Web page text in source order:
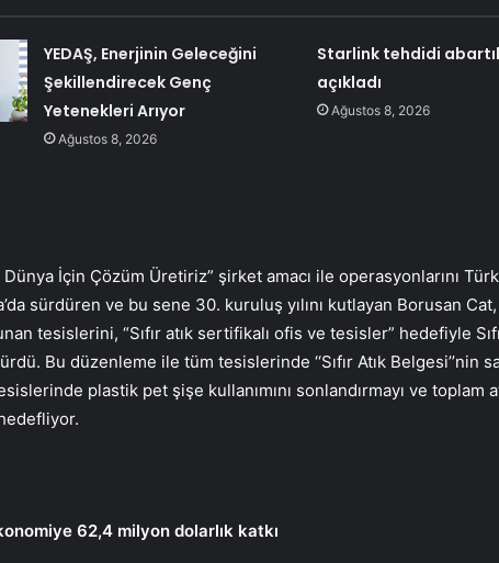
YEDAŞ, Enerjinin Geleceğini
Şekillendirecek Genç
Yetenekleri Arıyor
Ağustos 8, 2026
Starlink tehdidi
açıkladı
Ağustos 8, 2026
İçin Çözüm Üretiriz” şirket amacı ile operasyonlarını
sürdüren ve bu sene 30. kuruluş yılını kutlayan Borusan
tesislerini, “Sıfır atık sertifikalı ofis ve tesisler” hedefiyle
Bu düzenleme ile tüm tesislerinde ‘‘Sıfır Atık Belgesi’’nin
plastik pet şişe kullanımını sonlandırmayı ve toplam
62,4 milyon dolarlık katkı